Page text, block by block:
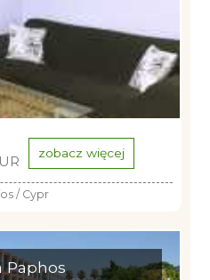
zobacz więcej
/ Cypr
Paphos